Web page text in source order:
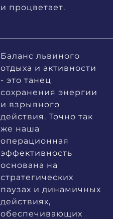
и процветает.
Баланс львиного
отдыха и активности
- это танец
сохранения энергии
и взрывного
действия. Точно так
же наша
операционная
эффективность
основана на
стратегических
паузах и динамичных
действиях,
обеспечивающих